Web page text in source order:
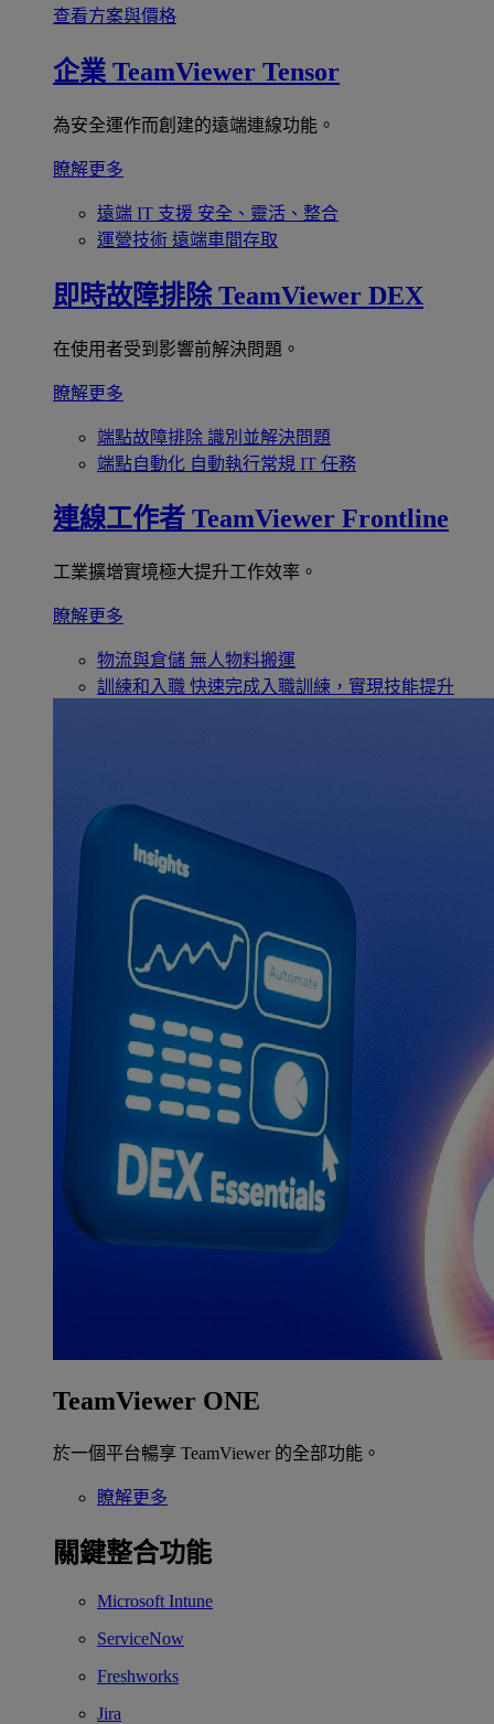
查看方案與價格
企業 TeamViewer Tensor
為安全運作而創建的遠端連線功能。
瞭解更多
遠端 IT 支援 安全、靈活、整合
運營技術 遠端車間存取
即時故障排除 TeamViewer DEX
在使用者受到影響前解決問題。
瞭解更多
端點故障排除 識別並解決問題
端點自動化 自動執行常規 IT 任務
連線工作者 TeamViewer Frontline
工業擴增實境極大提升工作效率。
瞭解更多
物流與倉儲 無人物料搬運
訓練和入職 快速完成入職訓練，實現技能提升
TeamViewer ONE
於一個平台暢享 TeamViewer 的全部功能。
瞭解更多
關鍵整合功能
Microsoft Intune
ServiceNow
Freshworks
Jira